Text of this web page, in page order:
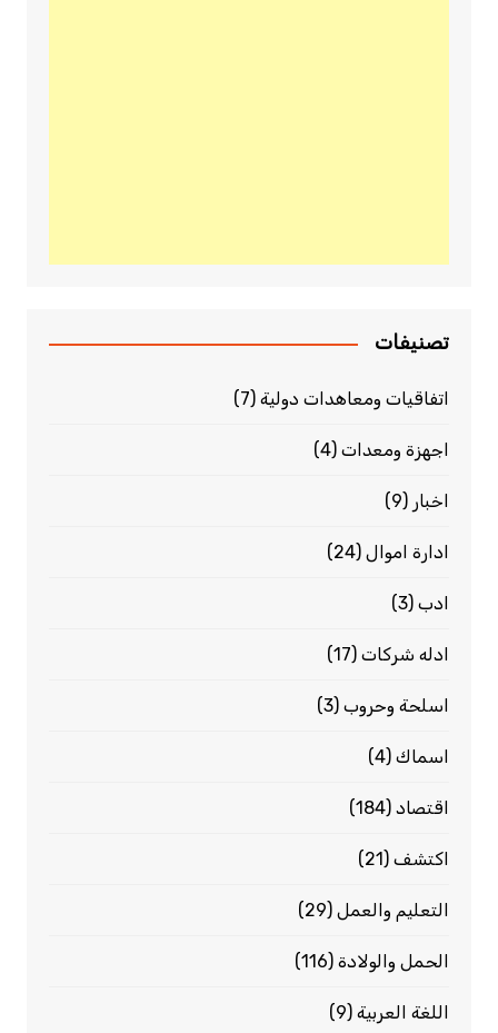
تصنيفات
اتفاقيات ومعاهدات دولية(7)
اجهزة ومعدات(4)
اخبار (9)
ادارة اموال(24)
ادب(3)
ادله شركات(17)
اسلحة وحروب(3)
اسماك(4)
اقتصاد(184)
اكتشف(21)
التعليم والعمل(29)
الحمل والولادة(116)
اللغة العربية(9)